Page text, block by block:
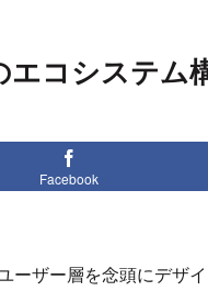
コシステム
Facebook
ザー層を念頭にデザ